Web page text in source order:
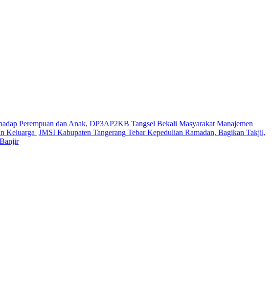
Perempuan dan Anak, DP3AP2KB Tangsel Bekali Masyarakat Manajemen
Keluarga JMSI Kabupaten Tangerang Tebar Kepedulian Ramadan, Bagikan Takjil,